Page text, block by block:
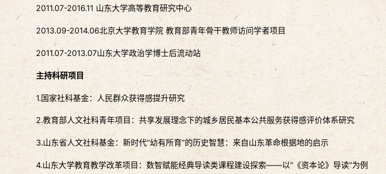
2011.07-2016.11 山东大学高等教育研究中心
2013.09-2014.06北京大学教育学院 教育部青年骨干教师访问学者项目
2011.07-2013.07山东大学政治学博士后流动站
主持科研项目
1.国家社科基金：人民群众获得感提升研究
2.教育部人文社科青年项目：共享发展理念下的城乡居民基本公共服务获得感评价体系研究
3.山东省人文社科基金：新时代“幼有所育”的历史智慧：来自山东革命根据地的启示
4.山东大学教育教学改革项目：数智赋能经典导读类课程建设探索——以“《资本论》导读”为例